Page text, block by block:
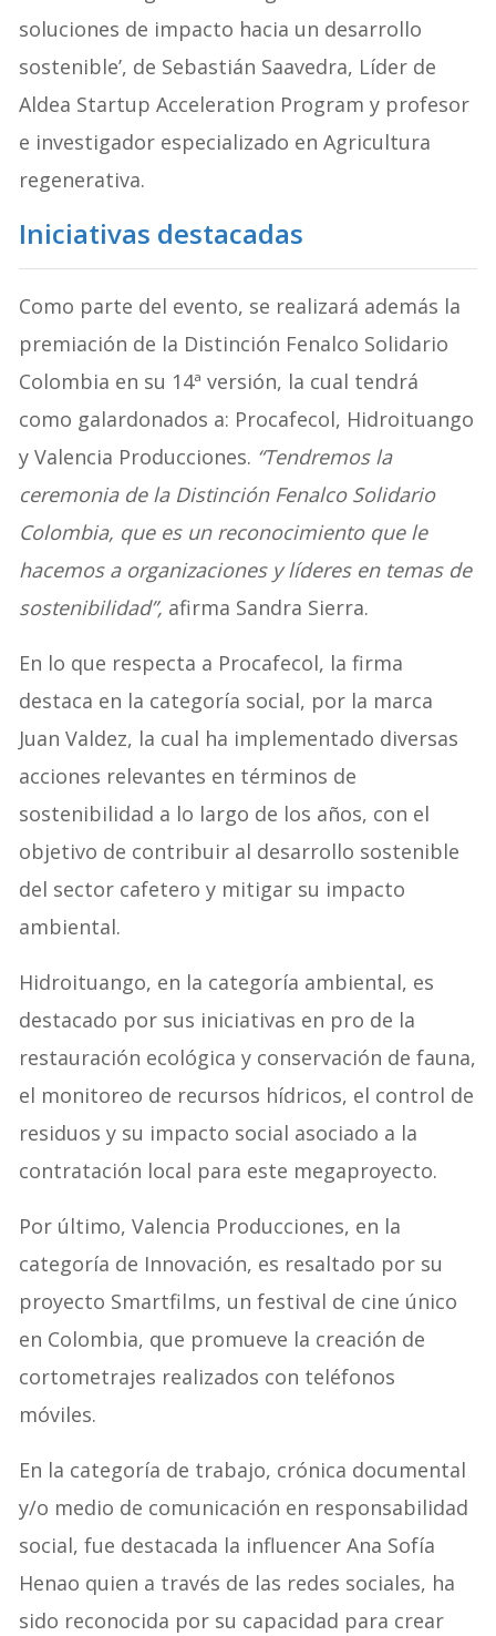
soluciones de impacto hacia un desarrollo
sostenible’, de Sebastián Saavedra, Líder de
Aldea Startup Acceleration Program y profesor
e investigador especializado en Agricultura
regenerativa.
Iniciativas destacadas
Como parte del evento, se realizará además la
premiación de la Distinción Fenalco Solidario
Colombia en su 14ª versión, la cual tendrá
como galardonados a: Procafecol, Hidroituango
y Valencia Producciones. “Tendremos la
ceremonia de la Distinción Fenalco Solidario
Colombia, que es un reconocimiento que le
hacemos a organizaciones y líderes en temas de
sostenibilidad”, afirma Sandra Sierra.
En lo que respecta a Procafecol, la firma
destaca en la categoría social, por la marca
Juan Valdez, la cual ha implementado diversas
acciones relevantes en términos de
sostenibilidad a lo largo de los años, con el
objetivo de contribuir al desarrollo sostenible
del sector cafetero y mitigar su impacto
ambiental.
Hidroituango, en la categoría ambiental, es
destacado por sus iniciativas en pro de la
restauración ecológica y conservación de fauna,
el monitoreo de recursos hídricos, el control de
residuos y su impacto social asociado a la
contratación local para este megaproyecto.
Por último, Valencia Producciones, en la
categoría de Innovación, es resaltado por su
proyecto Smartfilms, un festival de cine único
en Colombia, que promueve la creación de
cortometrajes realizados con teléfonos
móviles.
En la categoría de trabajo, crónica documental
y/o medio de comunicación en responsabilidad
social, fue destacada la influencer Ana Sofía
Henao quien a través de las redes sociales, ha
sido reconocida por su capacidad para crear